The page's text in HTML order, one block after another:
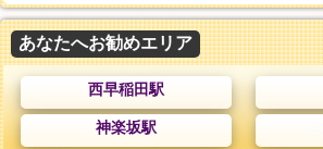
あなたへお勧めエリア
西早稲田駅
神楽坂駅